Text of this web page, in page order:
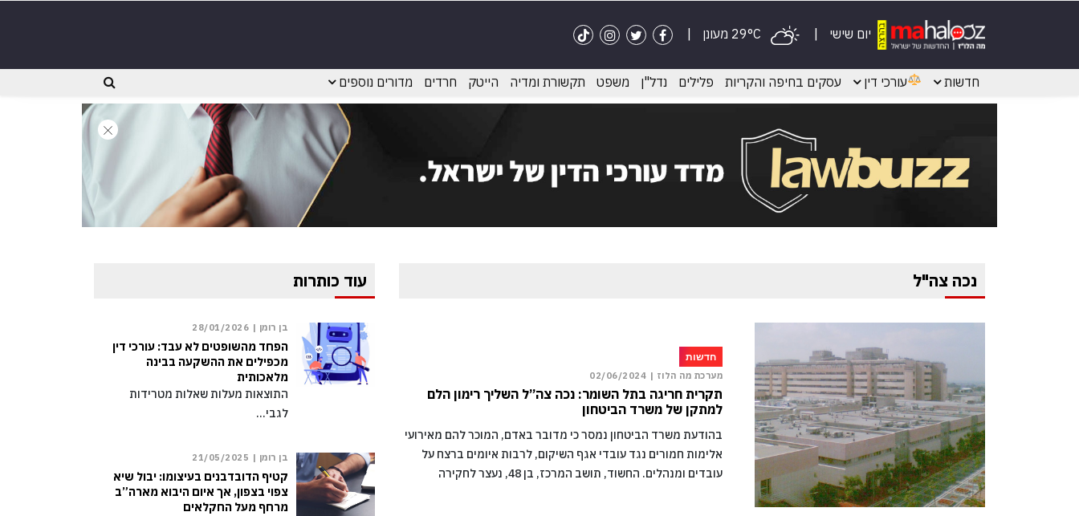
יום שישי
חדשות עורכי דין עסקים בחיפה והקריות פלילים נדל"ן משפט תקשורת ומדיה הייטק חרדים מדורים נוספים
נכה צה"ל
חדשות
מערכת מה הלוז | 02/06/2024
תקרית חריגה בתל השומר: נכה צה”ל השליך רימון הלם
למתקן של משרד הביטחון
בהודעת משרד הביטחון נמסר כי מדובר באדם, המוכר להם מאירועי
אלימות חמורים נגד עובדי אגף השיקום, לרבות איומים ברצח על
עובדים ומנהלים. החשוד, תושב המרכז, בן 48, נעצר לחקירה
עוד כותרות
בן רומן | 28/01/2026
הפחד מהשופטים לא עבד: עורכי דין
מכפילים את ההשקעה בבינה
מלאכותית
התוצאות מעלות שאלות מטרידות
לגבי…
בן רומן | 21/05/2025
קטיף הדובדבנים בעיצומו: יבול שיא
צפוי בצפון, אך איום היבוא מארה”ב
מרחף מעל החקלאים